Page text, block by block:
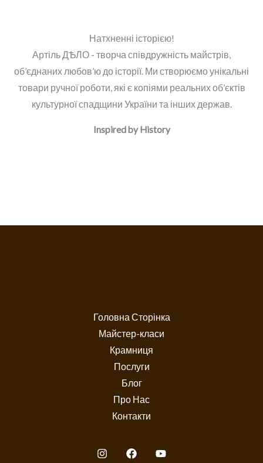
Натхненні історією!
Артіль ДѢЛО - творча співдружність майстрів,
об’єднаних любов’ю до історії. Ми створюємо унікальні
товари ручної роботи, які є копіями реальних об’єктів
культурної спадщини України та інших держав.
Inspired by History
Головна Сторінка
Майстер-класи
Крамниця
Послуги
Блог
Про Нас
Контакти